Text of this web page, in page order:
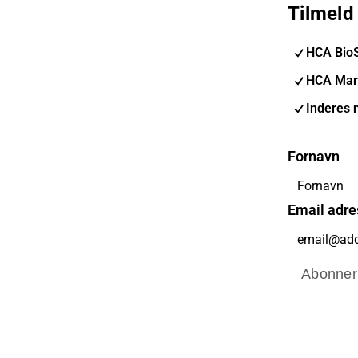
Tilmeld
HCA
HCA
Inderes
Fornavn
Email
Abonner